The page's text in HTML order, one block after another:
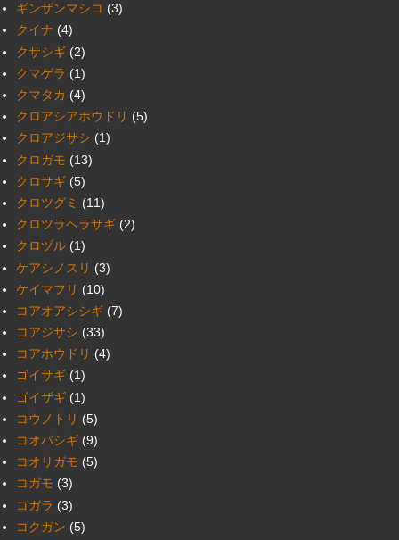
ギンザンマシコ (3)
クイナ (4)
クサシギ (2)
クマゲラ (1)
クマタカ (4)
クロアシアホウドリ (5)
クロアジサシ (1)
クロガモ (13)
クロサギ (5)
クロツグミ (11)
クロツラヘラサギ (2)
クロヅル (1)
ケアシノスリ (3)
ケイマフリ (10)
コアオアシシギ (7)
コアジサシ (33)
コアホウドリ (4)
ゴイサギ (1)
ゴイザギ (1)
コウノトリ (5)
コオバシギ (9)
コオリガモ (5)
コガモ (3)
コガラ (3)
コクガン (5)